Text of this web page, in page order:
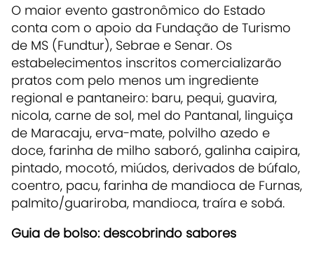
O maior evento gastronômico do Estado
conta com o apoio da Fundação de Turismo
de MS (Fundtur), Sebrae e Senar. Os
estabelecimentos inscritos comercializarão
pratos com pelo menos um ingrediente
regional e pantaneiro: baru, pequi, guavira,
nicola, carne de sol, mel do Pantanal, linguiça
de Maracaju, erva-mate, polvilho azedo e
doce, farinha de milho saboró, galinha caipira,
pintado, mocotó, miúdos, derivados de búfalo,
coentro, pacu, farinha de mandioca de Furnas,
palmito/guariroba, mandioca, traíra e sobá.
Guia de bolso: descobrindo sabores